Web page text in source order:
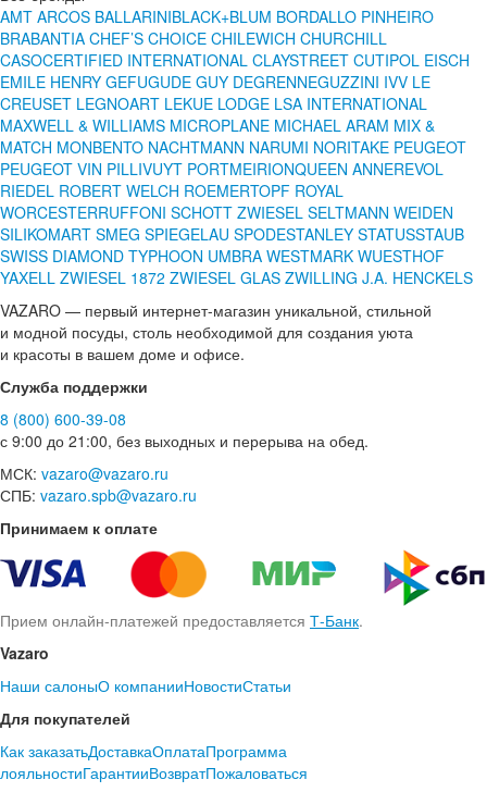
AMT ARCOS BALLARINIBLACK+BLUM BORDALLO PINHEIRO
BRABANTIA CHEF’S CHOICE CHILEWICH CHURCHILL
CASOCERTIFIED INTERNATIONAL CLAYSTREET CUTIPOL EISCH
EMILE HENRY GEFUGUDE GUY DEGRENNEGUZZINI IVV LE
CREUSET LEGNOART LEKUE LODGE LSA INTERNATIONAL
MAXWELL & WILLIAMS MICROPLANE MICHAEL ARAM MIX &
MATCH MONBENTO NACHTMANN NARUMI NORITAKE PEUGEOT
PEUGEOT VIN PILLIVUYT PORTMEIRIONQUEEN ANNEREVOL
RIEDEL ROBERT WELCH ROEMERTOPF ROYAL
WORCESTERRUFFONI SCHOTT ZWIESEL SELTMANN WEIDEN
SILIKOMART SMEG SPIEGELAU SPODESTANLEY STATUSSTAUB
SWISS DIAMOND TYPHOON UMBRA WESTMARK WUESTHOF
YAXELL ZWIESEL 1872 ZWIESEL GLAS ZWILLING J.A. HENCKELS
VAZARO — первый интернет-магазин уникальной, стильной
и модной посуды, столь необходимой для создания уюта
и красоты в вашем доме и офисе.
Служба поддержки
8 (800) 600-39-08
с 9:00 до 21:00, без выходных и перерыва на обед.
МСК: vazaro@vazaro.ru
СПБ: vazaro.spb@vazaro.ru
Принимаем к оплате
Прием онлайн-платежей предоставляется Т-Банк.
Vazaro
Наши салоныО компанииНовостиСтатьи
Для покупателей
Как заказатьДоставкаОплатаПрограмма
лояльностиГарантииВозвратПожаловаться